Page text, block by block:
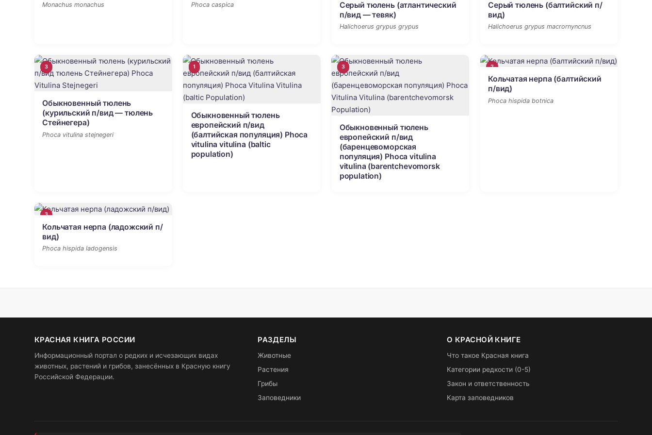
Monachus monachus Phoca caspica
Серый тюлень (атлантический
п/вид — тевяк)
Halichoerus grypus grypus
Серый тюлень (балтийский п/
вид)
Halichoerus grypus macrornyncnus
3
Обыкновенный тюлень
(курильский п/вид — тюлень
Стейнегера)
Phoca vitulina stejnegeri
1
Обыкновенный тюлень
европейский п/вид
(балтийская популяция) Phoca
vitulina vitulina (baltic
population)
3
Обыкновенный тюлень
европейский п/вид
(баренцевоморская
популяция) Phoca vitulina
vitulina (barentchevomorsk
population)
2
Кольчатая нерпа (балтийский
п/вид)
Phoca hispida botnica
3
Кольчатая нерпа (ладожский п/
вид)
Phoca hispida ladogensis
КРАСНАЯ КНИГА РОССИИ
Информационный портал о редких и исчезающих видах
животных, растений и грибов, занесённых в Красную книгу
Российской Федерации.
РАЗДЕЛЫ
Животные
Растения
Грибы
Заповедники
О КРАСНОЙ КНИГЕ
Что такое Красная книга
Категории редкости (0-5)
Закон и ответственность
Карта заповедников